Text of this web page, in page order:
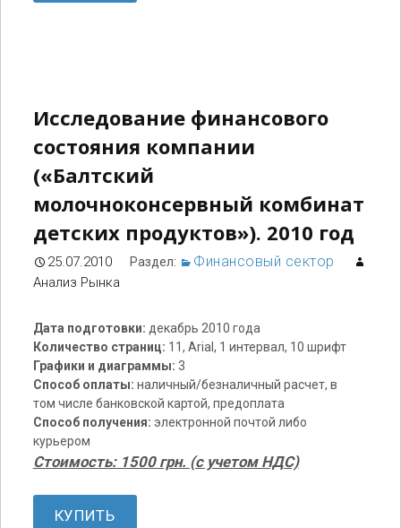
Исследование финансового
состояния компании
(«Балтский
молочноконсервный комбинат
детских продуктов»). 2010 год
25.07.2010 Раздел: Финансовый сектор
Анализ Рынка
Дата подготовки: декабрь 2010 года
Количество страниц: 11, Arial, 1 интервал, 10 шрифт
Графики и диаграммы: 3
Способ оплаты: наличный/безналичный расчет, в
том числе банковской картой, предоплата
Способ получения: электронной почтой либо
курьером
Стоимость: 1500 грн. (с учетом НДС)
КУПИТЬ